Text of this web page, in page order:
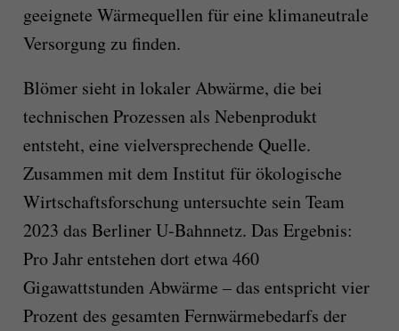
geeignete Wärmequellen für eine klimaneutrale
Versorgung zu finden.
Blömer sieht in lokaler Abwärme, die bei
technischen Prozessen als Nebenprodukt
entsteht, eine vielversprechende Quelle.
Zusammen mit dem Institut für ökologische
Wirtschaftsforschung untersuchte sein Team
2023 das Berliner U-Bahnnetz. Das Ergebnis:
Pro Jahr entstehen dort etwa 460
Gigawattstunden Abwärme – das entspricht vier
Prozent des gesamten Fernwärmebedarfs der